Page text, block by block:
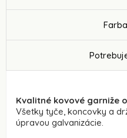
Kvalitné kovové garniže
Všetky tyče, koncovky a
úpravou galvanizácie.